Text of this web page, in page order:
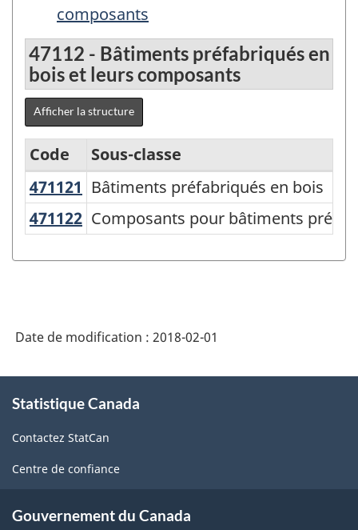
composants
47112 - Bâtiments préfabriqués en
bois et leurs composants
Afficher la structure
Variante
du
1.0
-
Comptes
d'importation
d'exportation
de
Code
Sous-classe
471121 Bâtiments préfabriqués en bois
Bâtiments préfabriqués en bois
471122 Composants pour bâtiments
Composants pour bâtiments
Date de modification : 2018-02-01
propos
ce
site
Statistique Canada
Contactez StatCan
Centre de confiance
Gouvernement du Canada